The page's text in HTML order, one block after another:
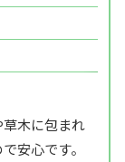
木に包まれ
安心です。